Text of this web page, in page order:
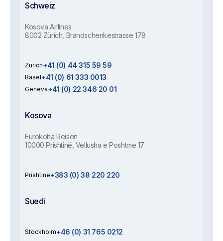
Schweiz
Kosova Airlines
8002 Zürich, Brandschenkestrasse 178
Zurich+41 (0) 44 315 59 59
Basel+41 (0) 61 333 0013
Geneva+41 (0) 22 346 20 01
Kosova
Eurokoha Reisen
10000 Prishtinë, Vellusha e Poshtme 17
Prishtinë+383 (0) 38 220 220
Suedi
Stockholm+46 (0) 31 765 0212